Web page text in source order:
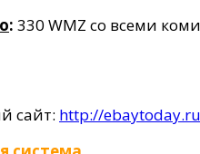
: 330 WMZ со всеми
сайт: http://ebaytoday.ru